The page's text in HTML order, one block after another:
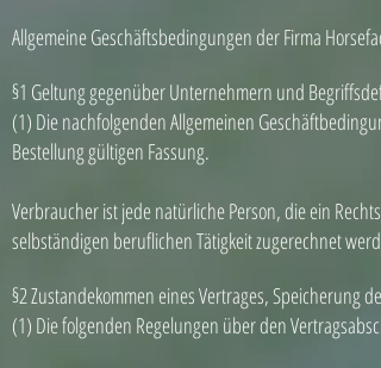
Allgemeine Geschäftsbedingungen der Firma
§1 Geltung gegenüber Unternehmern und
(1) Die nachfolgenden Allgemeinen
Bestellung gültigen Fassung.
Verbraucher ist jede natürliche Person, die ein
selbständigen beruflichen Tätigkeit zugerechnet
§2 Zustandekommen eines Vertrages, Speicherung
(1) Die folgenden Regelungen über den